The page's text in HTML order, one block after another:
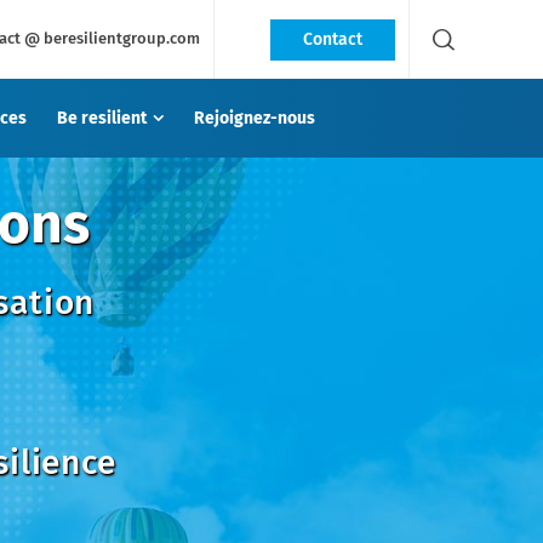
@ beresilientgroup.com Contact
Be resilient Rejoignez-nous